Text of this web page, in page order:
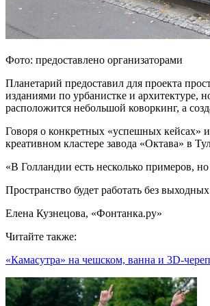
Фото: предоставлено организаторами
Планетарий предоставил для проекта
изданиями по урбанистке и архитектуре,
расположится небольшой коворкинг, а
Говоря о конкретных «успешных кейсах»
креативном кластере завода «Октава» в
«В Голландии есть несколько примеров,
Пространство будет работать без
Елена Кузнецова, «Фонтанка.ру»
Читайте также:
«Камасутра» на чешском, ванна и 3D-